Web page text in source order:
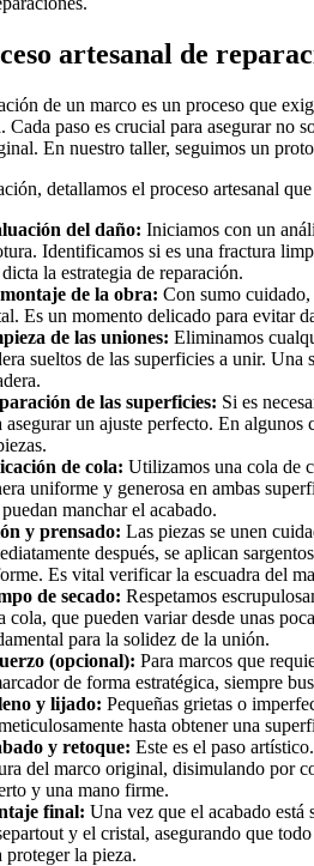
artesanal de
de un marco es un proceso que
Cada paso es crucial para asegurar no
En nuestro taller, seguimos un
detallamos el proceso artesanal
del daño: Iniciamos con un
Identificamos si es una fractura
la estrategia de reparación.
de la obra: Con sumo
Es un momento delicado para evitar
de las uniones: Eliminamos
sueltos de las superficies a unir.
de las superficies: Si es
asegurar un ajuste perfecto. En algunos
de cola: Utilizamos una cola de
uniforme y generosa en ambas
manchar el acabado.
y prensado: Las piezas se unen
después, se aplican
Es vital verificar la escuadra del
de secado: Respetamos
cola, que pueden variar desde unas
para la solidez de la unión.
(opcional): Para marcos que
de forma estratégica, siempre
y lijado: Pequeñas grietas o
hasta obtener una
y retoque: Este es el paso
del marco original, disimulando por
y una mano firme.
final: Una vez que el acabado
y el cristal, asegurando que
proteger la pieza.